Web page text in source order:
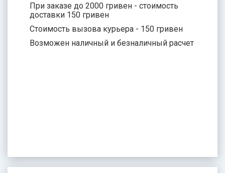
При заказе до 2000 гривен - стоимость
доставки 150 гривен
Стоимость вызова курьера - 150 гривен
Возможен наличный и безналичный расчет